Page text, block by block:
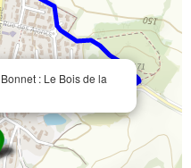
: Le Bois de la